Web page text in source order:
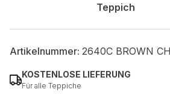
Teppich
Artikelnummer: 2640C BROWN
KOSTENLOSE LIEFERUNG
Für alle Teppiche
Alle akzeptieren